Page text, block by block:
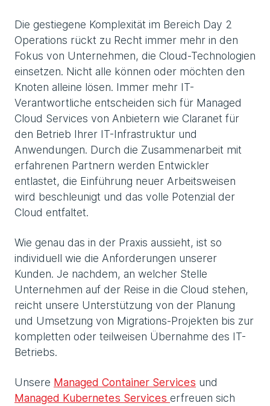
Die gestiegene Komplexität im Bereich Day 2
Operations rückt zu Recht immer mehr in den
Fokus von Unternehmen, die Cloud-Technologien
einsetzen. Nicht alle können oder möchten den
Knoten alleine lösen. Immer mehr IT-
Verantwortliche entscheiden sich für Managed
Cloud Services von Anbietern wie Claranet für
den Betrieb Ihrer IT-Infrastruktur und
Anwendungen. Durch die Zusammenarbeit mit
erfahrenen Partnern werden Entwickler
entlastet, die Einführung neuer Arbeitsweisen
wird beschleunigt und das volle Potenzial der
Cloud entfaltet.
Wie genau das in der Praxis aussieht, ist so
individuell wie die Anforderungen unserer
Kunden. Je nachdem, an welcher Stelle
Unternehmen auf der Reise in die Cloud stehen,
reicht unsere Unterstützung von der Planung
und Umsetzung von Migrations-Projekten bis zur
kompletten oder teilweisen Übernahme des IT-
Betriebs.
Unsere Managed Container Services und
Managed Kubernetes Services erfreuen sich